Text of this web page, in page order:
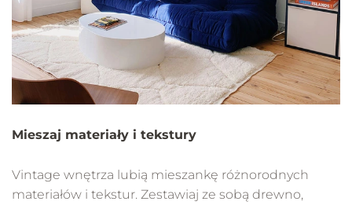
Mieszaj materiały i tekstury
Vintage wnętrza lubią mieszankę różnorodnych
materiałów i tekstur. Zestawiaj ze sobą drewno,